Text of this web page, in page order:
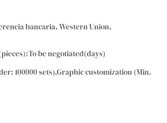
bancaria, Western Union,
be negotiated(days)
100000 sets),Graphic customization (Min.